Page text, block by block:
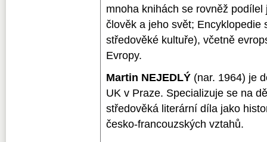
mnoha knihách se rovněž
člověk a jeho svět; Encyklopedie
středověké kultuře), včetně
Evropy.
Martin NEJEDLÝ (nar. 1964) je
UK v Praze. Specializuje se na
středověká literární díla jako
česko-francouzských vztahů.